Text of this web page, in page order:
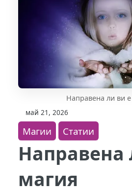
Направена ли ви
май 21, 2026
Магии Статии
Направена
магия